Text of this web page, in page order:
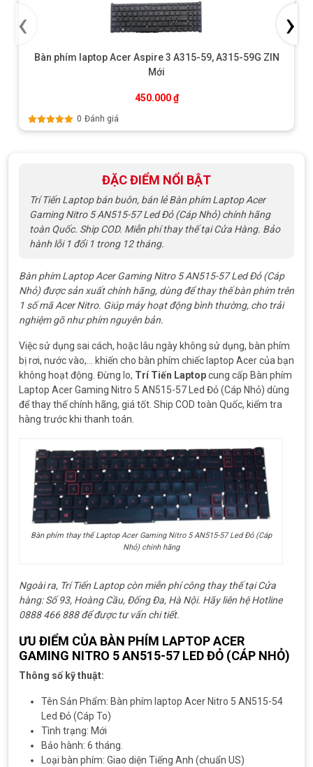
Bàn phím laptop Acer Aspire 3 A315-59, A315-59G ZIN
Mới
450.000₫
Được xếp
0 Đánh giá
‹ ›
ĐẶC ĐIỂM NỔI BẬT
Trí Tiến Laptop bán buôn, bán lẻ Bàn phím Laptop Acer
Gaming Nitro 5 AN515-57 Led Đỏ (Cáp Nhỏ) chính hãng
toàn Quốc. Ship COD. Miễn phí thay thế tại Cửa Hàng. Bảo
hành lỗi 1 đổi 1 trong 12 tháng.
Bàn phím Laptop Acer Gaming Nitro 5 AN515-57 Led Đỏ (Cáp
Nhỏ) được sản xuất chính hãng, dùng để thay thế bàn phím trên
1 số mã Acer Nitro. Giúp máy hoạt động bình thường, cho trải
nghiệm gõ như phím nguyên bản.
Việc sử dụng sai cách, hoặc lâu ngày không sử dụng, bàn phím
bị rơi, nước vào,… khiến cho bàn phím chiếc laptop Acer của bạn
không hoạt động. Đừng lo, Trí Tiến Laptopcung cấp Bàn phím
Laptop Acer Gaming Nitro 5 AN515-57 Led Đỏ (Cáp Nhỏ) dùng
để thay thế chính hãng, giá tốt. Ship COD toàn Quốc, kiểm tra
hàng trước khi thanh toán.
Bàn phím thay thế Laptop Acer Gaming Nitro 5 AN515-57 Led Đỏ (Cáp
Nhỏ) chính hãng
Ngoài ra, Trí Tiến Laptop còn miễn phí công thay thế tại Cửa
hàng: Số 93, Hoàng Cầu, Đống Đa, Hà Nội. Hãy liên hệ Hotline
0888 466 888 để được tư vấn chi tiết.
ƯU ĐIỂM CỦA BÀN PHÍM LAPTOP ACER
GAMING NITRO 5 AN515-57 LED ĐỎ (CÁP NHỎ)
Thông số kỹ thuật:
Tên Sản Phẩm: Bàn phím laptop Acer Nitro 5 AN515-54
Led Đỏ (Cáp To)
Tình trạng: Mới
Bảo hành: 6 tháng.
Loại bàn phím: Giao diện Tiếng Anh (chuẩn US)